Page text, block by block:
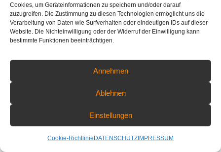
Cookies, um Geräteinformationen zu speichern und/oder darauf
zuzugreifen. Die Zustimmung zu diesen Technologien ermöglicht uns die
Verarbeitung von Daten wie Surfverhalten oder eindeutigen IDs auf dieser
Website. Die Nichteinwilligung oder der Widerruf der Einwilligung kann
bestimmte Funktionen beeinträchtigen.
Annehmen
Ablehnen
Einstellungen
Cookie-Richtlinie DATENSCHUTZ IMPRESSUM